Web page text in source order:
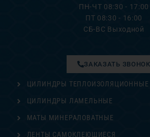
ПН-ЧТ 08:30 - 17:00
ПТ 08:30 - 16:00
СБ-ВС Выходной
ЦИЛИНДРЫ ТЕПЛОИЗОЛЯЦИОННЫЕ
ЦИЛИНДРЫ ЛАМЕЛЬНЫЕ
МАТЫ МИНЕРАЛОВАТНЫЕ
ЛЕНТЫ САМОКЛЕЮЩИЕСЯ
ЗАКАЗАТЬ ЗВОНОК